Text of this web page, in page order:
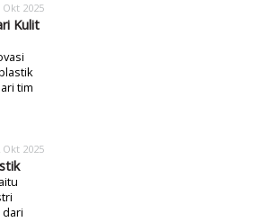
Okt 2025
Kulit
tim
Okt 2025